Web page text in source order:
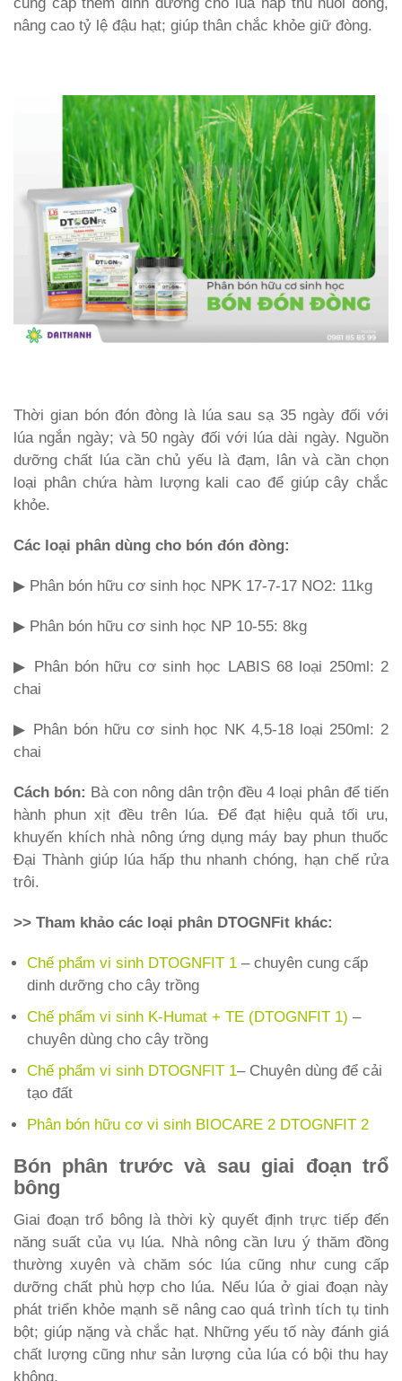
nâng cao tỷ lệ đậu hạt; giúp thân chắc khỏe giữ đòng.
Thời gian bón đón đòng là lúa sau sạ 35 ngày đối với
lúa ngắn ngày; và 50 ngày đối với lúa dài ngày. Nguồn
dưỡng chất lúa cần chủ yếu là đạm, lân và cần chọn
loại phân chứa hàm lượng kali cao để giúp cây chắc
khỏe.
Các loại phân dùng cho bón đón đòng:
▶ Phân bón hữu cơ sinh học NPK 17-7-17 NO2: 11kg
▶ Phân bón hữu cơ sinh học NP 10-55: 8kg
▶ Phân bón hữu cơ sinh học LABIS 68 loại 250ml: 2
chai
▶ Phân bón hữu cơ sinh học NK 4,5-18 loại 250ml: 2
chai
Cách bón: Bà con nông dân trộn đều 4 loại phân để tiến
hành phun xịt đều trên lúa. Để đạt hiệu quả tối ưu,
khuyến khích nhà nông ứng dụng máy bay phun thuốc
Đại Thành giúp lúa hấp thu nhanh chóng, hạn chế rửa
trôi.
>> Tham khảo các loại phân DTOGNFit khác:
Chế phẩm vi sinh DTOGNFIT 1 – chuyên cung cấp
dinh dưỡng cho cây trồng
Chế phẩm vi sinh K-Humat + TE (DTOGNFIT 1) –
chuyên dùng cho cây trồng
Chế phẩm vi sinh DTOGNFIT 1– Chuyên dùng để cải
tạo đất
Phân bón hữu cơ vi sinh BIOCARE 2 DTOGNFIT 2
Bón phân trước và sau giai đoạn trổ
bông
Giai đoạn trổ bông là thời kỳ quyết định trực tiếp đến
năng suất của vụ lúa. Nhà nông cần lưu ý thăm đồng
thường xuyên và chăm sóc lúa cũng như cung cấp
dưỡng chất phù hợp cho lúa. Nếu lúa ở giai đoạn này
phát triển khỏe mạnh sẽ nâng cao quá trình tích tụ tinh
bột; giúp nặng và chắc hạt. Những yếu tố này đánh giá
chất lượng cũng như sản lượng của lúa có bội thu hay
không.